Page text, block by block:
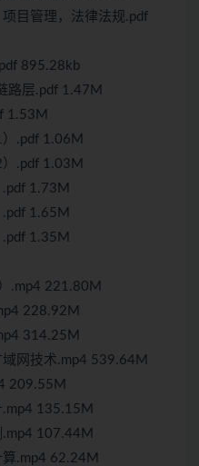
目管理，法律法规.pdf
895.28kb
路层.pdf 1.47M
1.53M
.pdf 1.06M
.pdf 1.03M
1.73M
1.65M
1.35M
.mp4 221.80M
228.92M
314.25M
网技术.mp4 539.64M
209.55M
135.15M
107.44M
算.mp4 62.24M